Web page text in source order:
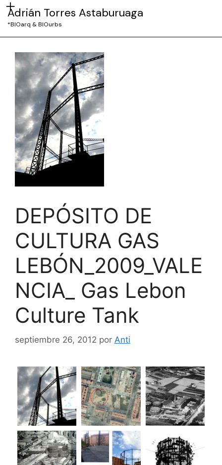
Adrián Torres Astaburuaga
*BIOarq & BIOurbs
DEPÓSITO DE
CULTURA GAS
LEBÓN_2009_VALE
NCIA_ Gas Lebon
Culture Tank
septiembre 26, 2012 por Anti